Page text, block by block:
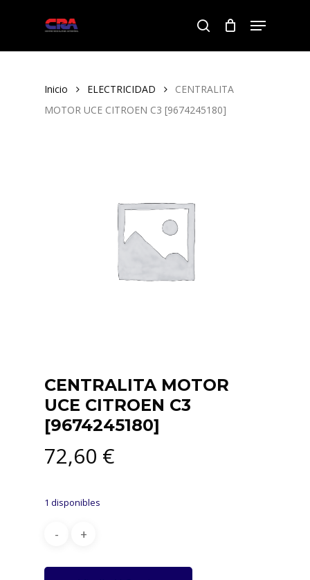
search
Menu
Inicio ELECTRICIDAD
CENTRALITA
MOTOR UCE CITROEN C3 [9674245180]
CENTRALITA MOTOR
UCE CITROEN C3
[9674245180]
72,60 €
1 disponibles